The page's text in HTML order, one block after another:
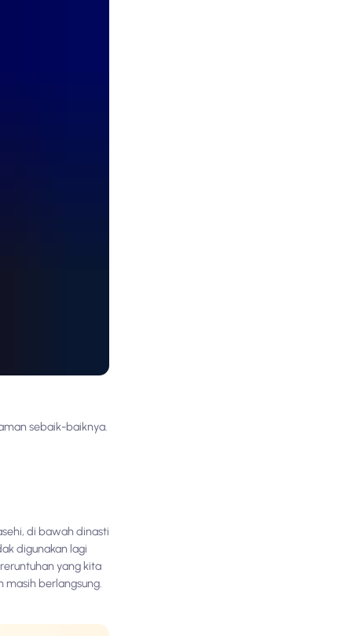
sebaik-baiknya.
di bawah dinasti
digunakan lagi
yang kita
masih berlangsung.